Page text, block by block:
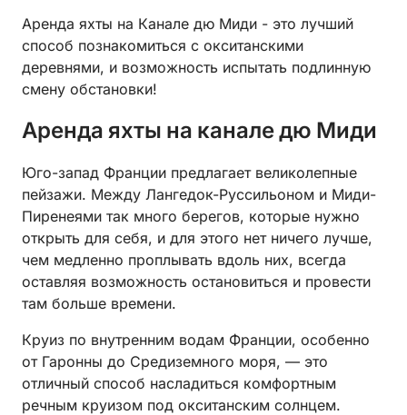
Аренда яхты на Канале дю Миди - это лучший
способ познакомиться с окситанскими
деревнями, и возможность испытать подлинную
смену обстановки!
Аренда яхты на канале дю Миди
Юго-запад Франции предлагает великолепные
пейзажи. Между Лангедок-Руссильоном и Миди-
Пиренеями так много берегов, которые нужно
открыть для себя, и для этого нет ничего лучше,
чем медленно проплывать вдоль них, всегда
оставляя возможность остановиться и провести
там больше времени.
Круиз по внутренним водам Франции, особенно
от Гаронны до Средиземного моря, — это
отличный способ насладиться комфортным
речным круизом под окситанским солнцем.